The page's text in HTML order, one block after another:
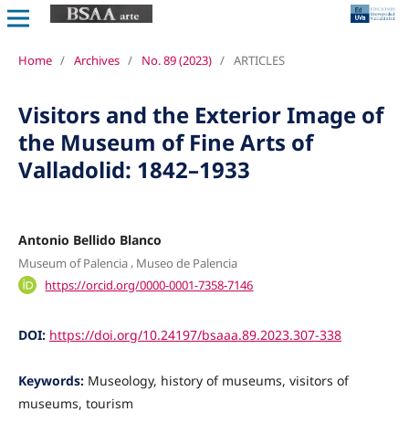
Home / Archives / No. 89 (2023) / ARTICLES
Visitors and the Exterior Image of
the Museum of Fine Arts of
Valladolid: 1842–1933
Antonio Bellido Blanco
Museum of Palencia, Museo de Palencia
https://orcid.org/0000-0001-7358-7146
DOI: https://doi.org/10.24197/bsaaa.89.2023.307-338
Keywords: Museology, history of museums, visitors of
museums, tourism